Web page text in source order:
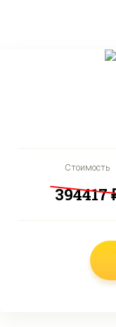
Стоимость
394417